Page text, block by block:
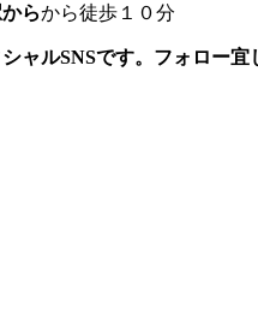
らから徒歩１０分
ャルSNSです。フォロー宜